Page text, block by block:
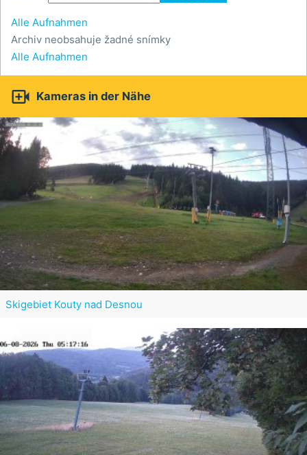
Alle Aufnahmen
Archiv neobsahuje žadné snímky
Alle Aufnahmen
 Kameras in der Nähe
Skigebiet Kouty nad Desnou